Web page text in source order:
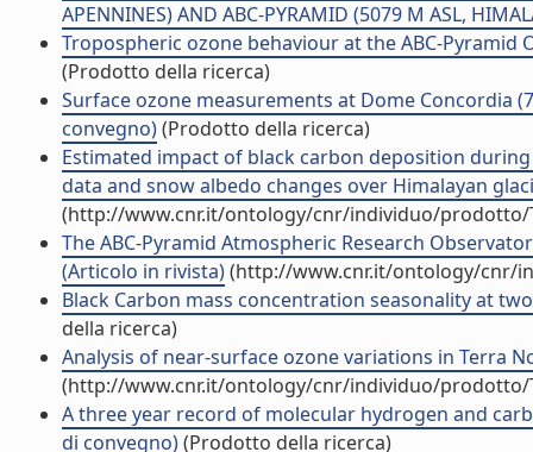
APENNINES) AND ABC-PYRAMID (5079 M ASL,
Tropospheric ozone behaviour at the ABC-
(Prodotto della ricerca)
Surface ozone measurements at Dome Concordia
convegno)(Prodotto della ricerca)
Estimated impact of black carbon deposition
data and snow albedo changes over Himalayan
(http://www.cnr.it/ontology/cnr/individuo/prodotto/
The ABC-Pyramid Atmospheric Research
(Articolo in rivista)(http://www.cnr.it/ontology/cnr/
Black Carbon mass concentration seasonality at
della ricerca)
Analysis of near-surface ozone variations in Terra
(http://www.cnr.it/ontology/cnr/individuo/prodotto/
A three year record of molecular hydrogen and
di convegno)(Prodotto della ricerca)